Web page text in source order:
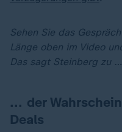
Sehen Sie das
Länge oben im Video
Das sagt Steinberg zu …
... der
Deals